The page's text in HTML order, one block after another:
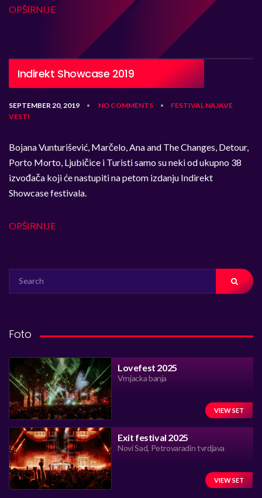
OPŠIRNIJE
Indirekt Showcase 2019
SEPTEMBER 20, 2019 • NO COMMENTS • FESTIVAL NAJAVE
VESTI
Bojana Vunturišević, Marčelo, Ana and The Changes, Detour,
Porto Morto, Ljubičice i Turisti samo su neki od ukupno 38
izvođača koji će nastupiti na petom izdanju Indirekt
Showcase festivala.
OPŠIRNIJE
FOR:
Foto
Lovefest 2025
Vrnjacka banja
VIEW SET
Exit festival 2025
Novi Sad, Petrovaradin tvrdjava
VIEW SET